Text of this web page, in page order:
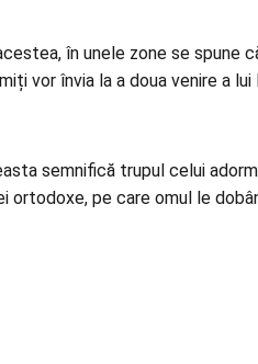
în unele zone se spune
vor învia la a doua venire a lui
semnifică trupul celui
ortodoxe, pe care omul le